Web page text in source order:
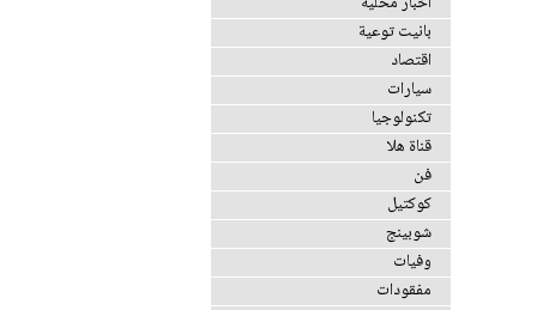
بانيت توعية
اقتصاد
سيارات
تكنولوجيا
قناة هلا
فن
كوكتيل
شوبينج
وفيات
مفقودات